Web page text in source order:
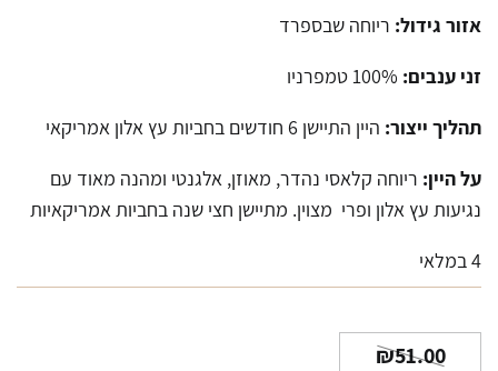
אזור גידול: ריוחה שבספרד
זני ענבים:
תהליך ייצור: היין התיישן 6 חודשים בחביות עץ אלון אמריקאי
על היין: ריוחה קלאסי נהדר, מאוזן, אלגנטי ומהנה מאוד עם
נגיעות עץ אלון ופרי מצוין. מתיישן חצי שנה בחביות אמריקאיות
4 במלאי
₪51.00המחיר
המחיר